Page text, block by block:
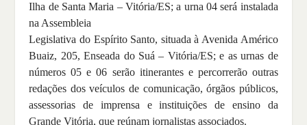
Ilha de Santa Maria – Vitória/ES; a urna 04 será instalada
na Assembleia
Legislativa do Espírito Santo, situada à Avenida Américo
Buaiz, 205, Enseada do Suá – Vitória/ES; e as urnas de
números 05 e 06 serão itinerantes e percorrerão outras
redações dos veículos de comunicação, órgãos públicos,
assessorias de imprensa e instituições de ensino da
Grande Vitória, que reúnam jornalistas associados.